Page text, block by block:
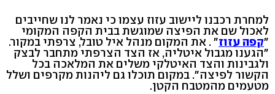
למחרת רכבנו ליישוב עזוז עצמו כי נאמר לנו שחייבים
לאכול שם את הפיצה שמוגשת בבית הקפה המקומי
"קפה עזוז" . את המקום מנהל איל טובל, צרפתי במקור.
"הגענו מגבול איטליה, אז הצד הצרפתי מתחבר לבצק
ולגבינות והצד האיטלקי משלים את המלאכה בכל
הקשור לפיצה". במקום תוכלו גם ליהנות מקרפים ושלל
מטעמים מהמטבח הקטן.